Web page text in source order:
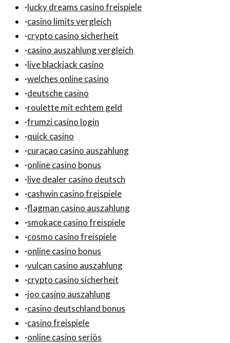
·lucky dreams casino freispiele
·casino limits vergleich
·crypto casino sicherheit
·casino auszahlung vergleich
·live blackjack casino
·welches online casino
·deutsche casino
·roulette mit echtem geld
·frumzi casino login
·quick casino
·curacao casino auszahlung
·online casino bonus
·live dealer casino deutsch
·cashwin casino freispiele
·flagman casino auszahlung
·smokace casino freispiele
·cosmo casino freispiele
·online casino bonus
·vulcan casino auszahlung
·crypto casino sicherheit
·joo casino auszahlung
·casino deutschland bonus
·casino freispiele
·online casino seriös